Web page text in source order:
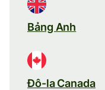
Bảng Anh
Đô-la Canada